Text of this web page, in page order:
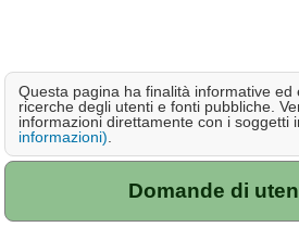
Questa pagina ha finalità informative ed
ricerche degli utenti e fonti pubbliche.
informazioni direttamente con i soggetti
informazioni)
Domande di
Cerca le offerte per regione
Abruzzo(214)
Basilicata(64)
(331)